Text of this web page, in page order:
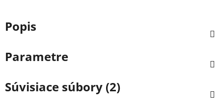
Popis
Parametre
Súvisiace súbory (2)